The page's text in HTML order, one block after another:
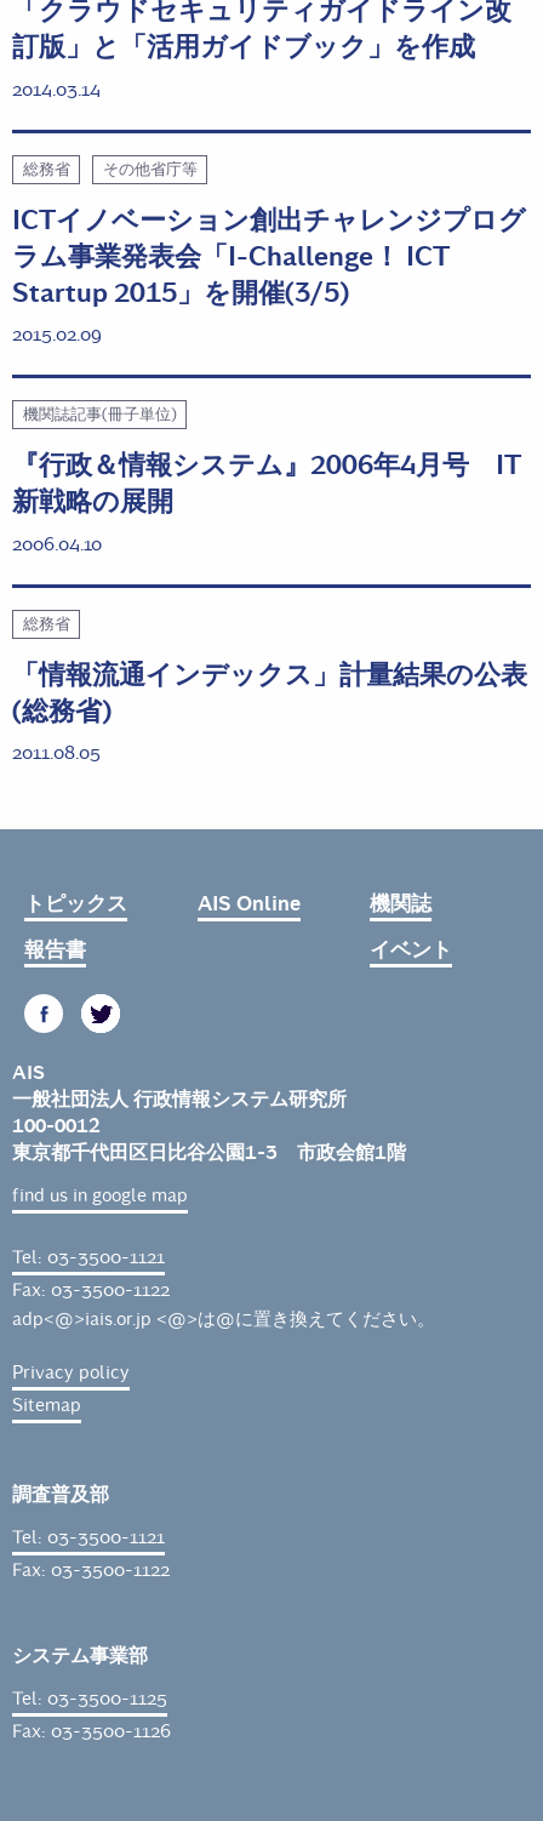
「クラウドセキュリティガイドライン改
訂版」と「活用ガイドブック」を作成
2014.03.14
総務省 その他省庁等
ICTイノベーション創出チャレンジプログ
ラム事業発表会「I-Challenge！ ICT
Startup 2015」を開催(3/5)
2015.02.09
機関誌記事(冊子単位)
『行政＆情報システム』2006年4月号 IT
新戦略の展開
2006.04.10
総務省
「情報流通インデックス」計量結果の公表
(総務省)
2011.08.05
トピックス AIS Online
機関誌
報告書
イベント
AIS
一般社団法人 行政情報システム研究所
100-0012
東京都千代田区日比谷公園1-3 市政会館1階
find us in google map
Tel: 03-3500-1121
Fax: 03-3500-1122
adp<@>iais.or.jp <@>は@に置き換えてください。
Privacy policy
Sitemap
調査普及部
Tel: 03-3500-1121
Fax: 03-3500-1122
システム事業部
Tel: 03-3500-1125
Fax: 03-3500-1126